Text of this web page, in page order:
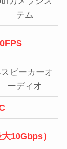
テム
ピーカーオ
ーディオ
10Gbps）